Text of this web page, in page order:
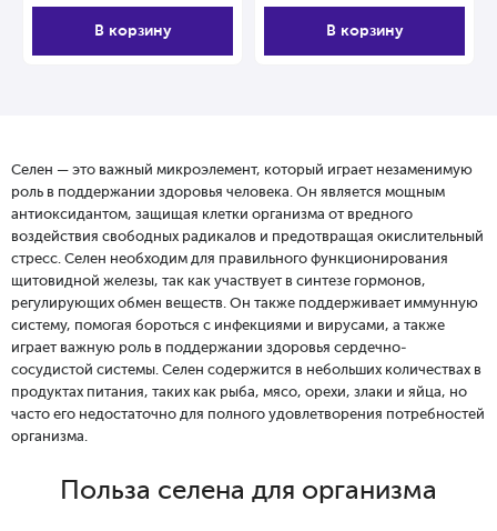
В корзину В корзину
Селен — это важный микроэлемент, который играет незаменимую
роль в поддержании здоровья человека. Он является мощным
антиоксидантом, защищая клетки организма от вредного
воздействия свободных радикалов и предотвращая окислительный
стресс. Селен необходим для правильного функционирования
щитовидной железы, так как участвует в синтезе гормонов,
регулирующих обмен веществ. Он также поддерживает иммунную
систему, помогая бороться с инфекциями и вирусами, а также
играет важную роль в поддержании здоровья сердечно-
сосудистой системы. Селен содержится в небольших количествах в
продуктах питания, таких как рыба, мясо, орехи, злаки и яйца, но
часто его недостаточно для полного удовлетворения потребностей
организма.
Польза селена для организма